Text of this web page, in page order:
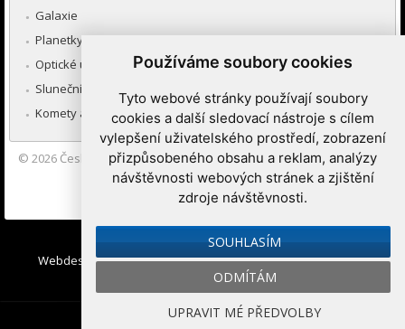
Používáme soubory cookies
Tyto webové stránky používají soubory
cookies a další sledovací nástroje s cílem
vylepšení uživatelského prostředí, zobrazení
přizpůsobeného obsahu a reklam, analýzy
návštěvnosti webových stránek a zjištění
zdroje návštěvnosti.
SOUHLASÍM
ODMÍTÁM
UPRAVIT MÉ PŘEDVOLBY
Galaxie
Planetky
Optické úkazy v atmosféře
Sluneční soustava
Komety a meteory
© 2026 Česká astronomická společnost|Hvězdárna a planetárium
Brno spolupracuje se serverem Astro.cz
Webdesign:Medio interactive, Redakční systémIbis CMS:
WebConsult.cz